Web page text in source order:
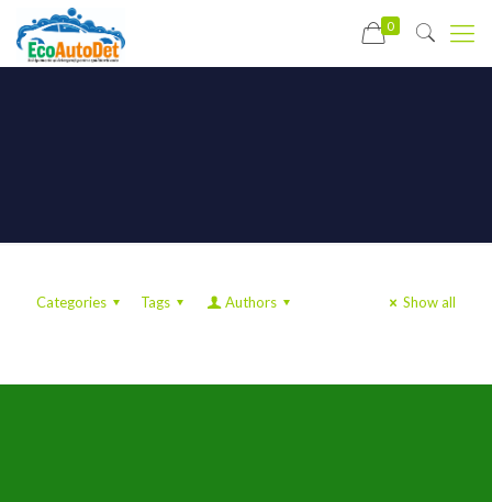
0
Categories Tags Authors Show all